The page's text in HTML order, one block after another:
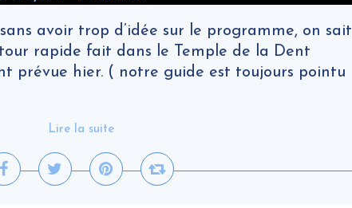
avoir trop d’idée sur le programme, on sait
rapide fait dans le Temple de la Dent
prévue hier. ( notre guide est toujours pointu
Lire la suite